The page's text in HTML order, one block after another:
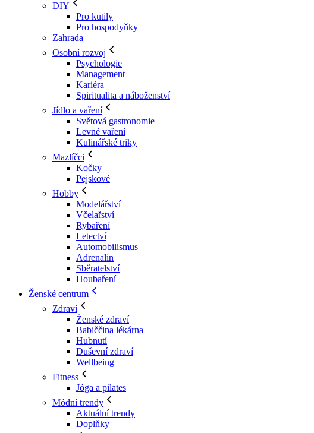
DIY
Pro kutily
Pro hospodyňky
Zahrada
Osobní rozvoj
Psychologie
Management
Kariéra
Spiritualita a náboženství
Jídlo a vaření
Světová gastronomie
Levné vaření
Kulinářské triky
Mazlíčci
Kočky
Pejskové
Hobby
Modelářství
Včelařství
Rybaření
Letectví
Automobilismus
Adrenalin
Sběratelství
Houbaření
Ženské centrum
Zdraví
Ženské zdraví
Babiččina lékárna
Hubnutí
Duševní zdraví
Wellbeing
Fitness
Jóga a pilates
Módní trendy
Aktuální trendy
Doplňky